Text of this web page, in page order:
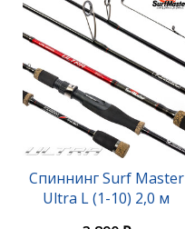
Спиннинг Surf Master
Ultra L (1-10) 2,0 м